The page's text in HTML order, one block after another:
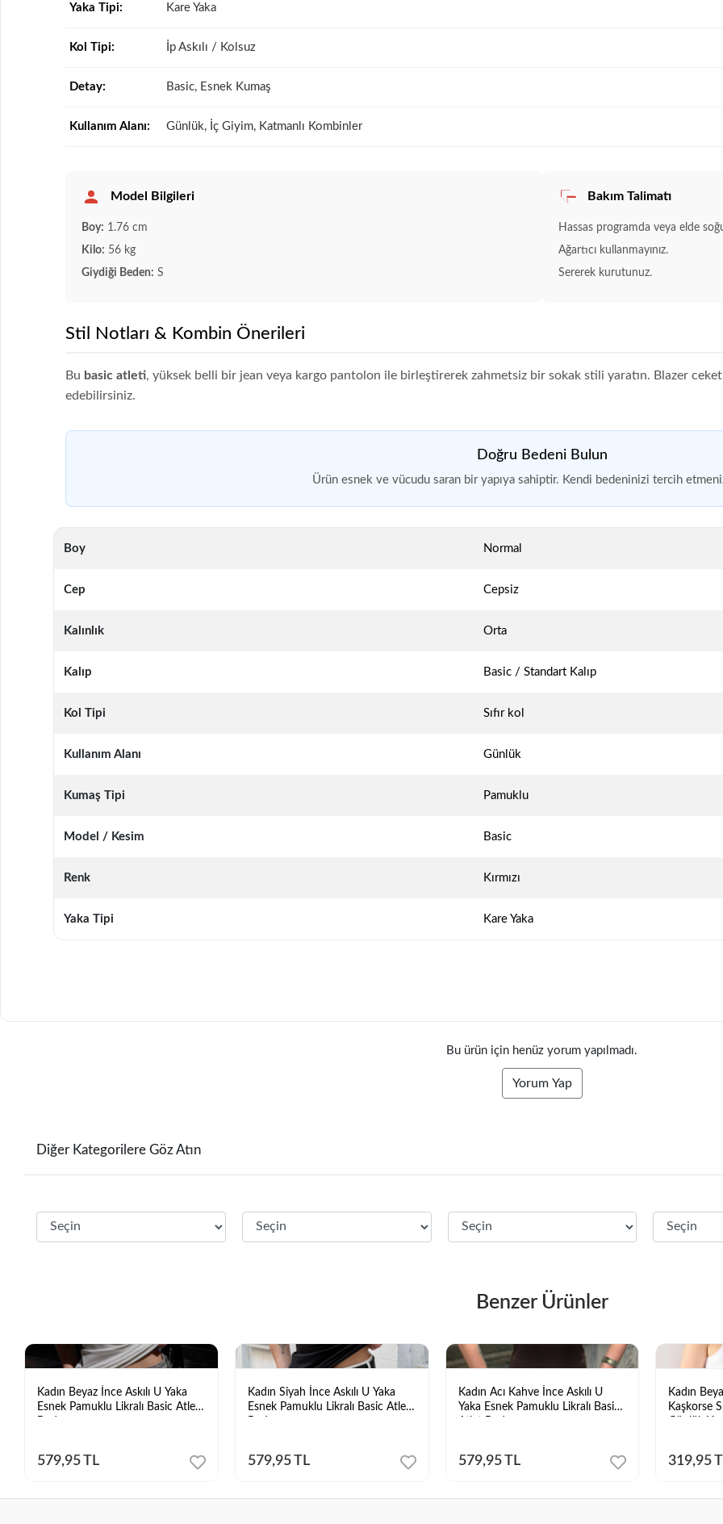
Yaka Tipi: Kare Yaka
Kol Tipi: İp Askılı / Kolsuz
Detay: Basic, Esnek Kumaş
Kullanım Alanı: Günlük, İç Giyim, Katmanlı Kombinler
Model Bilgileri
Boy: 1.76 cm
Kilo: 56 kg
Giydiği Beden: S
Bakım Talimatı
Hassas programda veya elde
Ağartıcı kullanmayınız.
Sererek kurutunuz.
Stil Notları & Kombin Önerileri
Bu basic atleti, yüksek belli bir jean veya kargo pantolon ile birleştirerek zahmetsiz bir sokak stili yaratın. Blazer
edebilirsiniz.
Doğru Bedeni Bulun
Ürün esnek ve vücudu saran bir yapıya sahiptir. Kendi bedeninizi tercih
Boy Normal
Cep Cepsiz
Kalınlık Orta
Kalıp Basic / Standart Kalıp
Kol Tipi Sıfır kol
Kullanım Alanı Günlük
Kumaş Tipi Pamuklu
Model / Kesim Basic
Renk Kırmızı
Yaka Tipi Kare Yaka
Bu ürün için henüz yorum yapılmadı.
Yorum Yap
Diğer Kategorilere Göz Atın
Benzer Ürünler
Kadın Beyaz İnce Askılı U Yaka
Esnek Pamuklu Likralı Basic Atlet
579,95 TL
Kadın Siyah İnce Askılı U Yaka
Esnek Pamuklu Likralı Basic Atlet
579,95 TL
Kadın Acı Kahve İnce Askılı U
Yaka Esnek Pamuklu Likralı Basic
579,95 TL
Kadın
Kaşkorse
319,95